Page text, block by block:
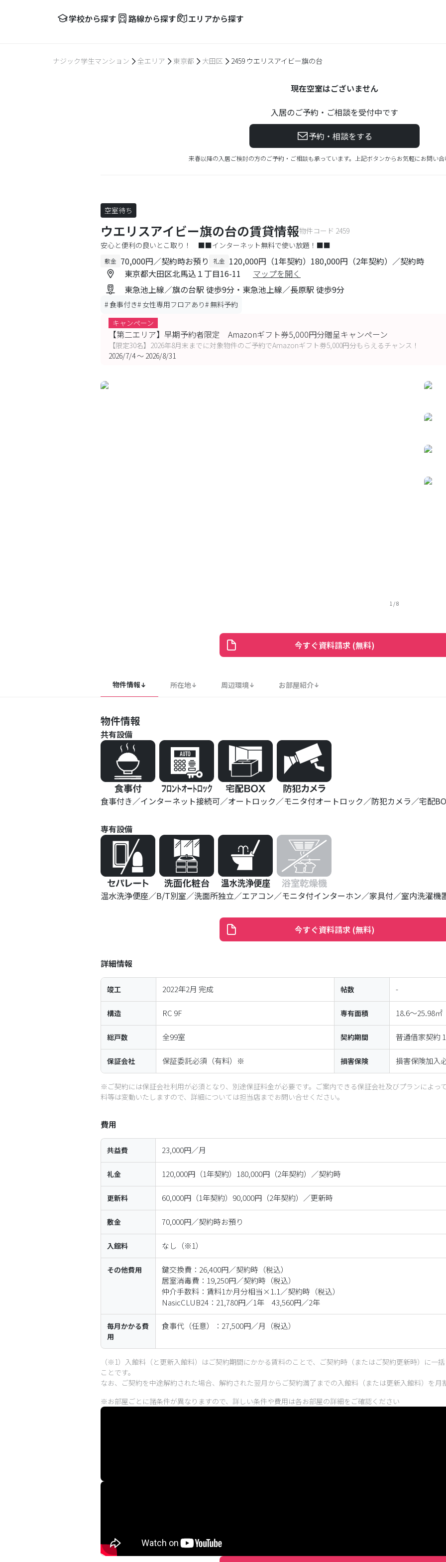
学校から探す 路線から探す エリアから探す
ナジック学生マンション 全エリア 東京都 大田区 2459 ウエリスアイビー旗の台
現在空室はございません
入居のご予約・ご相談を受付中です
予約・相談をする
来春以降の入居ご検討の方のご予約・ご相談も承っています。上記ボタンからお気軽にお問い合
空室待ち
ウエリスアイビー旗の台の賃貸情報物件コード 2459
安心と便利の良いとこ取り！ ■■インターネット無料で使い放題！■■
敷金 70,000円／契約時お預り 礼金 120,000円（1年契約）180,000円（2年契約）／契約時
東京都大田区北馬込１丁目16-11
マップを開く
東急池上線／旗の台駅 徒歩9分・東急池上線／長原駅 徒歩9分
#食事付き# 女性専用フロアあり# 無料予約
キャンペーン
【第二エリア】早期予約者限定 Amazonギフト券5,000円分贈呈キャンペーン
【限定30名】2026年8月末までに対象物件のご予約でAmazonギフト券5,000円分もらえるチャンス！
2026/7/4〜 2026/8/31
1 /8
今すぐ資料請求 (無料)
物件情報 所在地 周辺環境 お部屋紹介
物件情報
共有設備
食事付き インターネット接続可 オートロック モニタ付オートロック 防犯カメラ 宅配
専有設備
温水洗浄便座 B/T別室 洗面所独立 エアコン モニタ付インターホン 家具付 室内洗濯機
今すぐ資料請求 (無料)
詳細情報
竣工 2022年2月 完成 帖数 -
構造 RC 9F 専有面積 18.6〜25.98㎡
総戸数 全99室 契約期間 普通借家契約
保証会社 保証委託必須（有料）※ 損害保険 損害保険加入
※ご契約には保証会社利用が必須となり、別途保証料金が必要です。ご案内できる保証会社及びプランによっ
料等は変動いたしますので、詳細については担当店までお問い合せください。
費用
共益費 23,000円／月
礼金 120,000円（1年契約）180,000円（2年契約）／契約時
更新料 60,000円（1年契約）90,000円（2年契約）／更新時
敷金 70,000円／契約時お預り
入館料 なし （※1）
その他費用
鍵交換費：26,400円／契約時（税込）
居室消毒費：19,250円／契約時（税込）
仲介手数料：賃料1か月分相当×1.1／契約時（税込）
NasicCLUB24：21,780円／1年　43,560円／2年
毎月かかる費
用
食事代（任意）：27,500円／月（税込）
（※1）入館料（と更新入館料）はご契約期間にかかる賃料のことで、ご契約時（またはご契約更新時）に一
ことです。
なお、ご契約を中途解約された場合、解約された翌月からご契約満了までの入館料（または更新入館料）を月
※お部屋ごとに諸条件が異なりますので、詳しい条件や費用は各お部屋の詳細をご確認ください